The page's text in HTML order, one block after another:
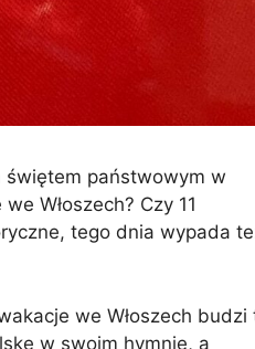
świętem państwowym w
Włoszech? Czy 11
tego dnia wypada
we Włoszech budzi
w swoim hymnie, a